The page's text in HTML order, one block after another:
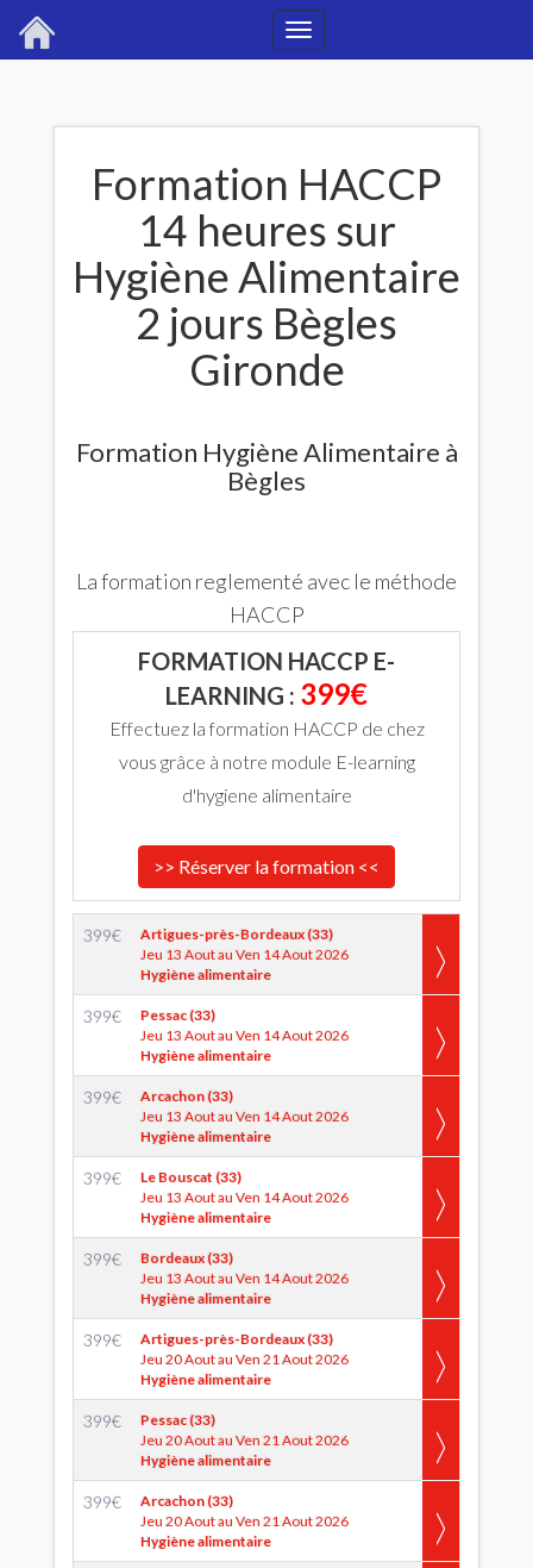
Toggle
Formation HACCP
14 heures sur
Hygiène Alimentaire
2 jours Bègles
Gironde
Formation Hygiène Alimentaire à
Bègles
La formation reglementé avec le méthode
HACCP
FORMATION HACCP E-
LEARNING : 399€
Effectuez la formation HACCP de chez
vous grâce à notre module E-learning
d'hygiene alimentaire
>> Réserver la formation <<
399€
Artigues-près-Bordeaux (33)
Jeu 13 Aout au Ven 14 Aout 2026
Hygiène alimentaire
399€
Pessac (33)
Jeu 13 Aout au Ven 14 Aout 2026
Hygiène alimentaire
399€
Arcachon (33)
Jeu 13 Aout au Ven 14 Aout 2026
Hygiène alimentaire
399€
Le Bouscat (33)
Jeu 13 Aout au Ven 14 Aout 2026
Hygiène alimentaire
399€
Bordeaux (33)
Jeu 13 Aout au Ven 14 Aout 2026
Hygiène alimentaire
399€
Artigues-près-Bordeaux (33)
Jeu 20 Aout au Ven 21 Aout 2026
Hygiène alimentaire
399€
Pessac (33)
Jeu 20 Aout au Ven 21 Aout 2026
Hygiène alimentaire
399€
Arcachon (33)
Jeu 20 Aout au Ven 21 Aout 2026
Hygiène alimentaire